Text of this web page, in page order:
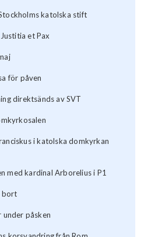
katolska stift
et Pax
för påven
direktsänds av SVT
i katolska domkyrkan
med kardinal Arborelius i P1
bort
under påsken